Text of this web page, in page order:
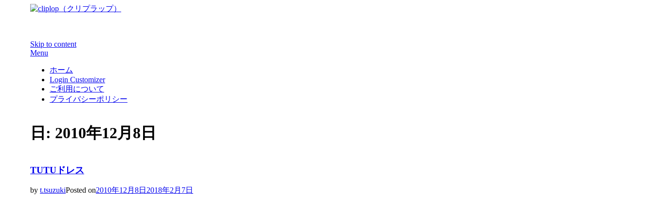
Skip to content
Menu
ホーム
Login Customizer
ご利用について
プライバシーポリシー
日: 2010年12月8日
TUTUドレス
by t.tsuzukiPosted on2010年12月8日 2018年2月7日